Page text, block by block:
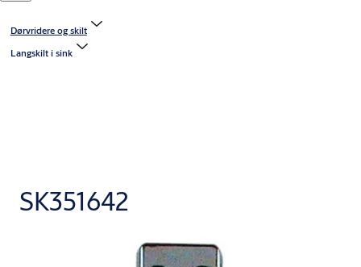
Dørvridere og skilt
Langskilt i sink
SK351642